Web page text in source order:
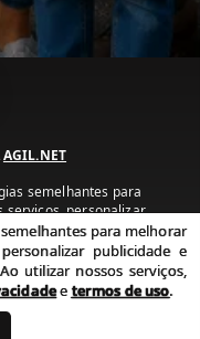
AGIL.NET
semelhantes para
serviços, personalizar
interesse. Ao utilizar
política de privacidade e
de uso
para melhorar
publicidade e
utilizar nossos serviços,
etermos de uso.